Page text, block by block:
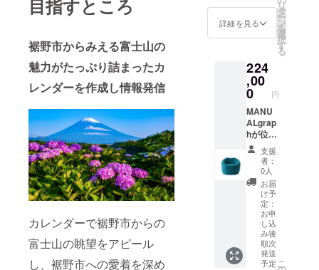
目指すところ
裾野市からみえる富士山の
魅力がたっぷり詰まったカ
レンダーを作成し情報発信
カレンダーで裾野市からの
富士山の眺望をアピール
し、裾野市への愛着を深め
クレー
プを提
供して
いま
のク
レープ
を凍ら
せるこ
とで、
発送が
可能に
なりま
した。
ただい
ま16種
類の手
作りク
レープ
をご提
供して
いま
す。 一
さい。
■賞味期
限 すべ
て製造
月 ■注
意事項/
その他
※缶が破
損する
ことが
ありま
す。缶
への衝
撃、冷
凍保管
は避け
てくだ
さい。
※妊娠中
や授乳
期の飲
酒は、
バッジ
(2.1cm
×1.7cm
) すその
タイピ
ン
(2.1cm
×4.3cm
) (製造
国:いず
れも中
国) すそ
のんマ
ドレー
ヌ6個入
り すそ
のんハ
ンカチ
(25cm×
23cm)
すその
んペッ
サファ
リ ■内
容量/提
供地 富
ファリ
パーク
の昼の
おとな
入園券1
枚 有料
施設利
用券1枚
(計1名
様分)
サービ
ス提供
地:富士
サファ
リパー
効期限
発行日
べ辛い
冷凍イ
シュに
すると
とても
くなり
ます。
そのま
ま牛乳
をかけ
ていち
ごミル
クにし
たり、
練乳を
かけて
そのま
ま食べ
たり、
詳細を見る
リ
タ
ー
ン
を
選
択
す
る
224
,00
0 円
MANU
ALgrap
hが位置
するの
は静岡
県裾野
市。人
口5万
人、富
士山の
ふもと
の小さ
なまち
です。
支援
者：
0人
お届
け予
定：
お申
し込
み後
順次
発送
予定 こ